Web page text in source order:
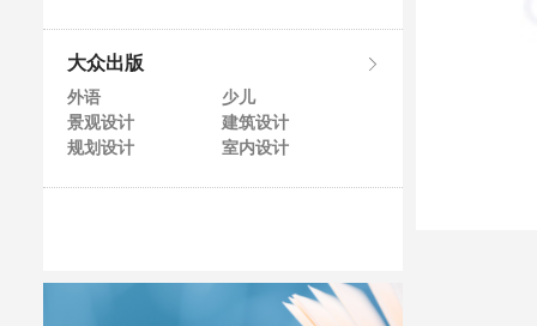
大众出版
外语
少儿
景观设计
建筑设计
规划设计
室内设计